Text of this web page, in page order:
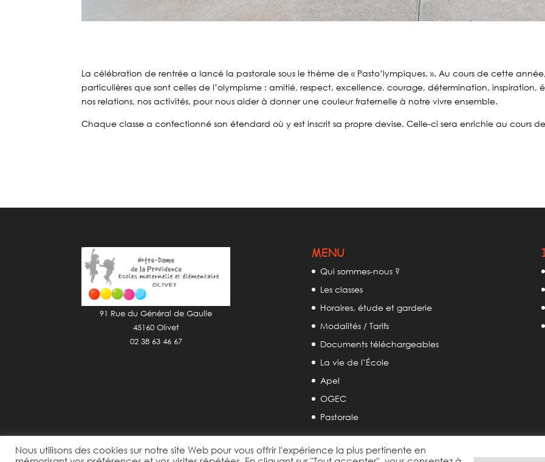
La célébration de rentrée a lancé la pastorale sous le thème de « Pasto’lympiques. ». Au cours de cette
particulières que sont celles de l’olympisme : amitié, respect, excellence, courage, détermination,
nos relations, nos activités, pour nous aider à donner une couleur fraternelle à notre vivre ensemble.
Chaque classe a confectionné son étendard où y est inscrit sa propre devise. Celle-ci sera enrichie au cours
91 Rue du Général de Gaulle
45160 Olivet
02 38 63 46 67
MENU
Qui sommes-nous ?
Les classes
Horaires, étude et garderie
Modalités / Tarifs
Documents téléchargeables
La vie de l’École
Apel
OGEC
Pastorale
Nous utilisons des cookies sur notre site Web pour vous offrir l'expérience la plus pertinente en